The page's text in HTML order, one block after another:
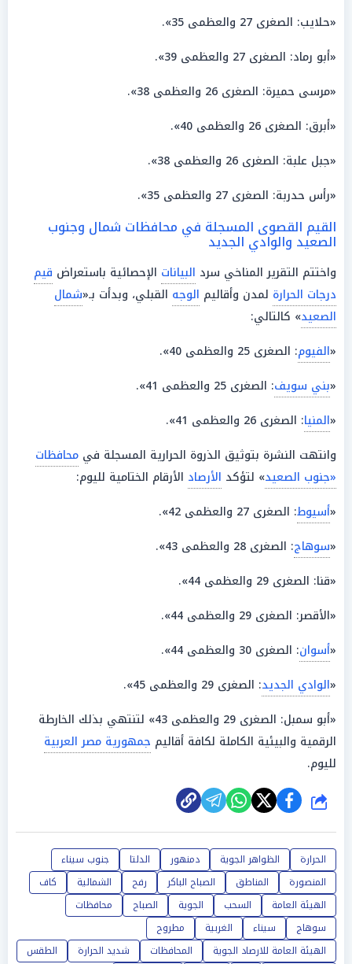
«حلايب: الصغرى 27 والعظمى 35».
«أبو رماد: الصغرى 27 والعظمى 39».
«مرسى حميرة: الصغرى 26 والعظمى 38».
«أبرق: الصغرى 26 والعظمى 40».
«جبل علبة: الصغرى 26 والعظمى 38».
«رأس حدربة: الصغرى 27 والعظمى 35».
القيم القصوى المسجلة في محافظات شمال وجنوب
الصعيد والوادي الجديد
واختتم التقرير المناخي سرد البيانات الإحصائية باستعراض قيم
درجات الحرارة لمدن وأقاليم الوجه القبلي، وبدأت بـ«شمال
الصعيد» كالتالي:
«الفيوم: الصغرى 25 والعظمى 40».
«بني سويف: الصغرى 25 والعظمى 41».
«المنيا: الصغرى 26 والعظمى 41».
وانتهت النشرة بتوثيق الذروة الحرارية المسجلة في محافظات
«جنوب الصعيد» لتؤكد الأرصاد الأرقام الختامية لليوم:
«أسيوط: الصغرى 27 والعظمى 42».
«سوهاج: الصغرى 28 والعظمى 43».
«قنا: الصغرى 29 والعظمى 44».
«الأقصر: الصغرى 29 والعظمى 44».
«أسوان: الصغرى 30 والعظمى 44».
«الوادي الجديد: الصغرى 29 والعظمى 45».
«أبو سمبل: الصغرى 29 والعظمى 43» لتنتهي بذلك الخارطة
الرقمية والبيئية الكاملة لكافة أقاليم جمهورية مصر العربية
لليوم.
شارك
الحرارة الظواهر الجوية دمنهور الدلتا
جنوب سيناء
المنصورة
المناطق الصباح الباكر رفح الشمالية
كاف
الهيئة العامة
السحب الجوية الصباح
محافظات
سوهاج
سيناء الغربية
مطروح
الهيئة العامة للارصاد الجوية
المحافظات شديد الحرارة
الطقس